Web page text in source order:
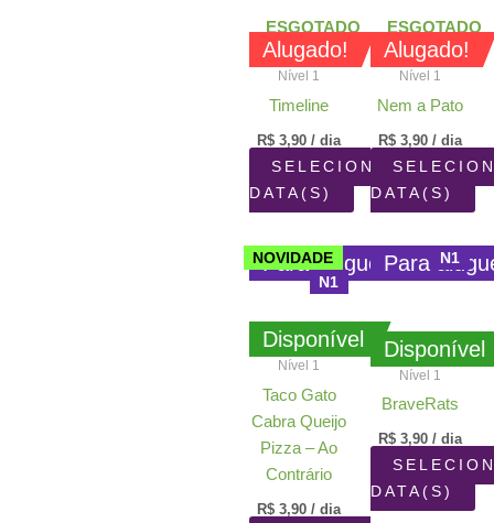
Alugado!
ESGOTADO
Nível 1
Timeline
R$ 3,90 / dia
SELECIONAR
DATA(S)
Alugado!
ESGOTADO
Nível 1
Nem a Pato
R$3,90/ dia
DATA(S)
Disponível
Para aluguel
NOVIDADE
N1
Nível 1
Taco Gato
Cabra Queijo
Pizza – Ao
Contrário
R$ 3,90 / dia
Disponível
Para N1
Nível 1
BraveRats
R$3,90/ dia
DATA(S)